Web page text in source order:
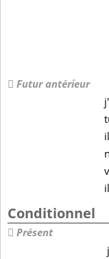
Futur antérieur
j'
Conditionnel
Présent